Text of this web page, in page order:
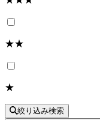
★★
★
絞り込み検索